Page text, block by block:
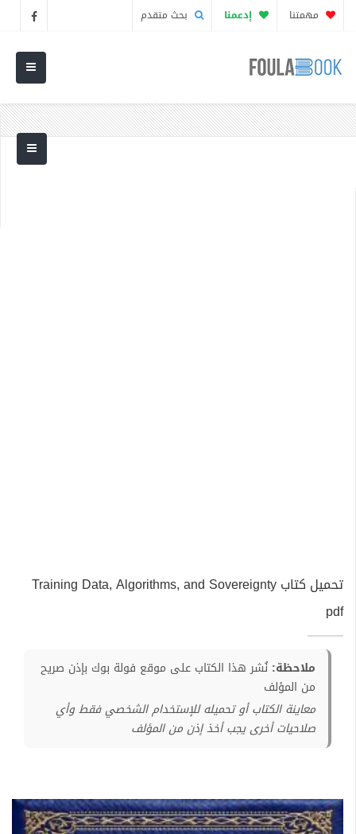
مهمتنا إدعمنا بحث متقدم
تحميل كتاب Training Data, Algorithms, and Sovereignty
pdf
ملاحظة: نُشر هذا الكتاب على موقع فولة بوك بإذن صريح
من المؤلف
معاينة الكتاب أو تحميله للإستخدام الشخصي فقط وأي
صلاحيات أخرى يجب أخذ إذن من المؤلف